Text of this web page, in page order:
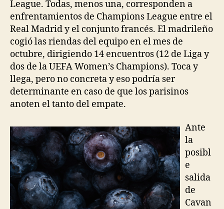
League. Todas, menos una, corresponden a
enfrentamientos de Champions League entre el
Real Madrid y el conjunto francés. El madrileño
cogió las riendas del equipo en el mes de
octubre, dirigiendo 14 encuentros (12 de Liga y
dos de la UEFA Women’s Champions). Toca y
llega, pero no concreta y eso podría ser
determinante en caso de que los parisinos
anoten el tanto del empate.
Ante
la
posibl
e
salida
de
Cavan